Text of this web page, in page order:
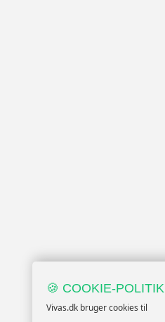
🍪 COOKIE-POLITIK
Vivas.dk bruger cookies til